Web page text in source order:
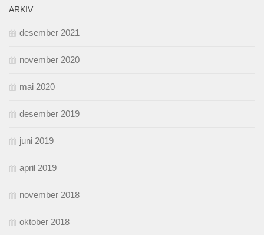
ARKIV
desember 2021
november 2020
mai 2020
desember 2019
juni 2019
april 2019
november 2018
oktober 2018